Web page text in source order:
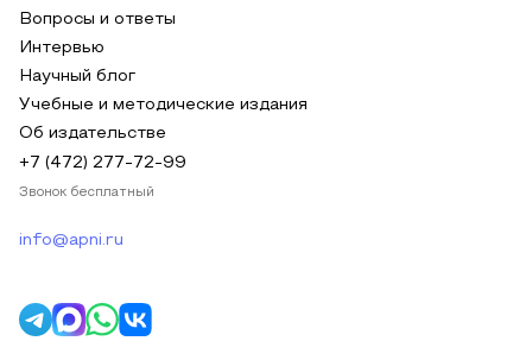
Вопросы и ответы
Интервью
Научный блог
Учебные и методические издания
Об издательстве
+7 (472) 277-72-99
Звонок бесплатный
info@apni.ru